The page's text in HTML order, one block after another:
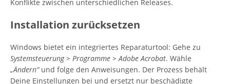
Konflikte zwischen unterschiedlichen Releases.
Installation zurücksetzen
Windows bietet ein integriertes Reparaturtool: Gehe zu
Systemsteuerung > Programme > Adobe Acrobat. Wähle
„Ändern“und folge den Anweisungen. Der Prozess behält
Deine Einstellungen bei und ersetzt nur beschädigte